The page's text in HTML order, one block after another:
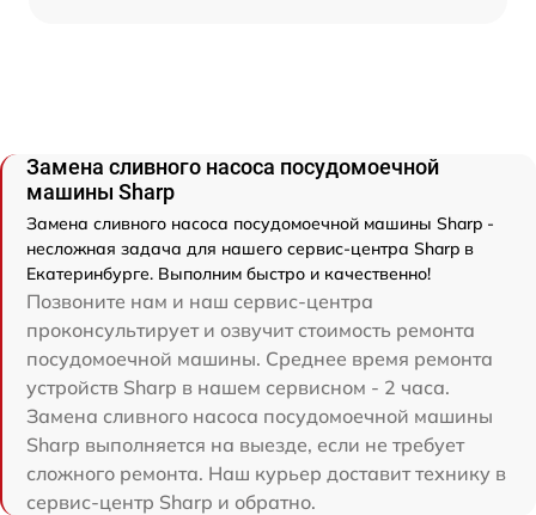
Замена сливного насоса посудомоечной
машины Sharp
Замена сливного насоса посудомоечной машины Sharp -
несложная задача для нашего сервис-центра Sharp в
Екатеринбурге. Выполним быстро и качественно!
Позвоните нам и наш сервис-центра
проконсультирует и озвучит стоимость ремонта
посудомоечной машины. Среднее время ремонта
устройств Sharp в нашем сервисном - 2 часа.
Замена сливного насоса посудомоечной машины
Sharp выполняется на выезде, если не требует
сложного ремонта. Наш курьер доставит технику в
сервис-центр Sharp и обратно.